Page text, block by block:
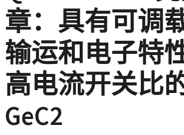
章：具有可调
输运和电子特
高电流开关比
GeC2